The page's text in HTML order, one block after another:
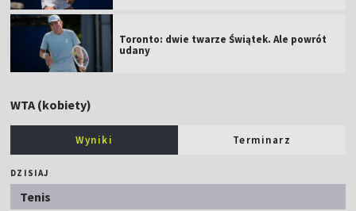
Toronto: dwie twarze Świątek. Ale powrót
udany
WTA (kobiety)
Wyniki Terminarz
DZISIAJ
Tenis